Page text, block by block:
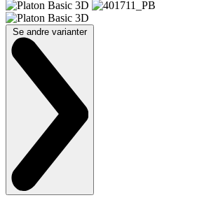
Se andre varianter